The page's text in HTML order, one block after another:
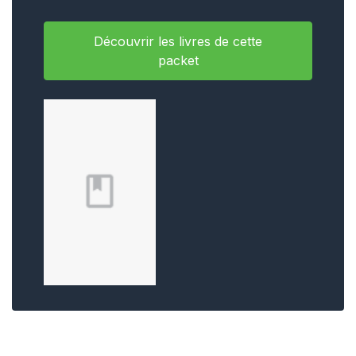
Découvrir les livres de cette
packet